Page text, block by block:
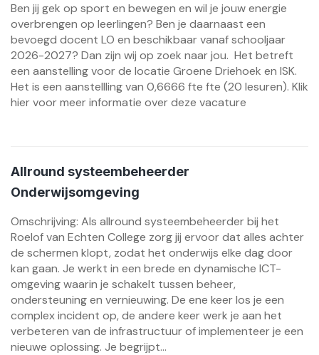
Ben jij gek op sport en bewegen en wil je jouw energie
overbrengen op leerlingen? Ben je daarnaast een
bevoegd docent LO en beschikbaar vanaf schooljaar
2026-2027? Dan zijn wij op zoek naar jou. Het betreft
een aanstelling voor de locatie Groene Driehoek en ISK.
Het is een aanstellling van 0,6666 fte fte (20 lesuren). Klik
hier voor meer informatie over deze vacature
Allround systeembeheerder
Onderwijsomgeving
Omschrijving: Als allround systeembeheerder bij het
Roelof van Echten College zorg jij ervoor dat alles achter
de schermen klopt, zodat het onderwijs elke dag door
kan gaan. Je werkt in een brede en dynamische ICT-
omgeving waarin je schakelt tussen beheer,
ondersteuning en vernieuwing. De ene keer los je een
complex incident op, de andere keer werk je aan het
verbeteren van de infrastructuur of implementeer je een
nieuwe oplossing. Je begrijpt...